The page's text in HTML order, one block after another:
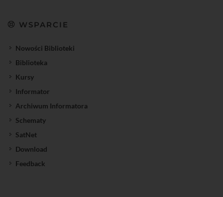
WSPARCIE
Nowości Biblioteki
Biblioteka
Kursy
Informator
Archiwum Informatora
Schematy
SatNet
Download
Feedback